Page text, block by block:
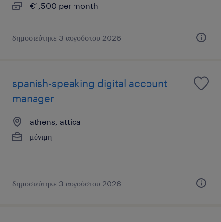
€1,500 per month
δημοσιεύτηκε 3 αυγούστου 2026
spanish-speaking digital account
manager
athens, attica
μόνιμη
δημοσιεύτηκε 3 αυγούστου 2026